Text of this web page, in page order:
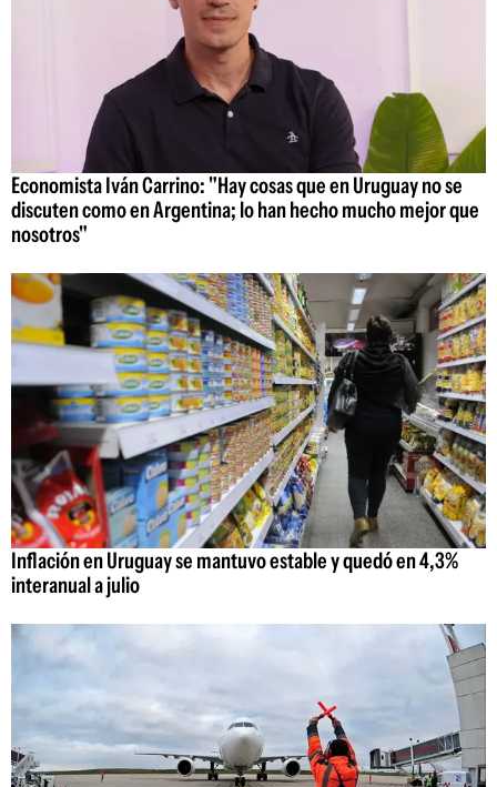
Economista Iván Carrino: "Hay cosas que en Uruguay no se
discuten como en Argentina; lo han hecho mucho mejor que
nosotros"
Inflación en Uruguay se mantuvo estable y quedó en 4,3%
interanual a julio